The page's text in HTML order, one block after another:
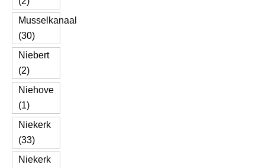
Musselkanaal
(30)
Niebert
(2)
Niehove
(1)
Niekerk
(33)
Niekerk